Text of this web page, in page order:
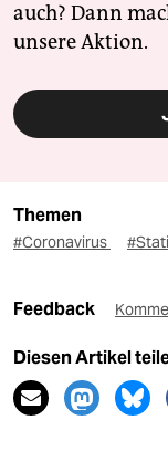
auch? Dann
unsere Aktion.
Themen
#Coronavirus
Feedback
Diesen Artikel